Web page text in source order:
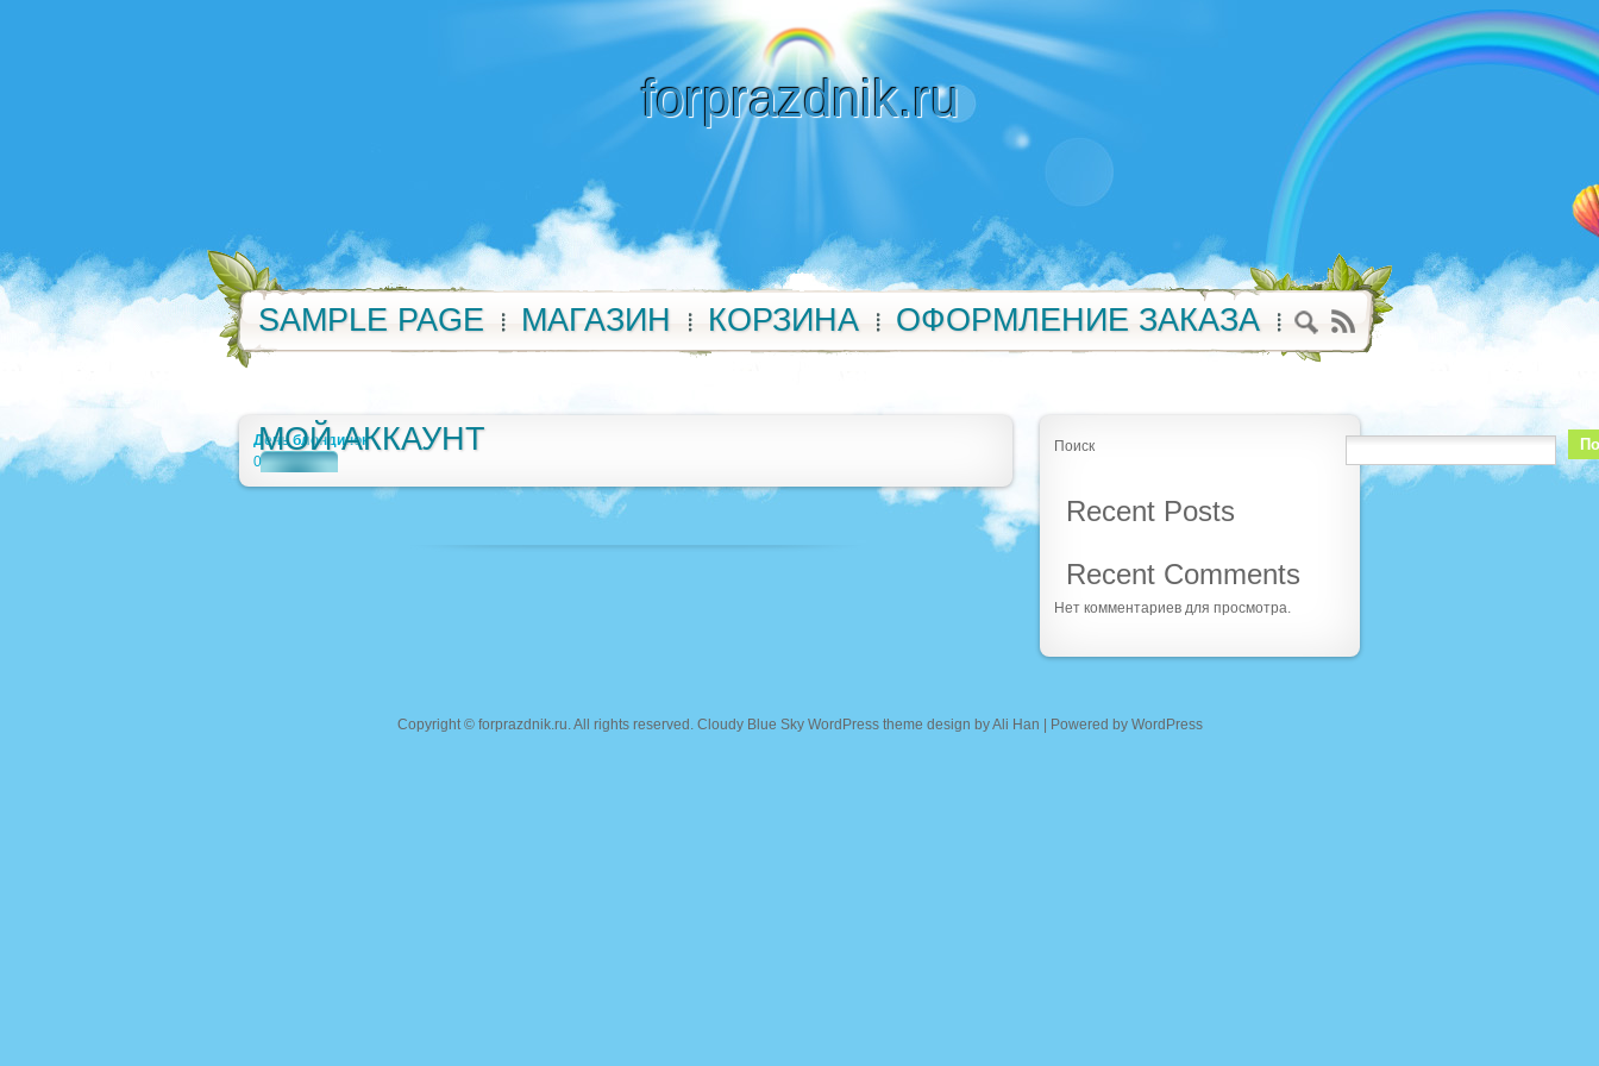
forprazdnik.ru
SAMPLE PAGE МАГАЗИН КОРЗИНА ОФОРМЛЕНИЕ ЗАКАЗА
МОЙ АККАУНТ
День блондинок
0
Поиск
Recent Posts
Recent Comments
Нет комментариев для просмотра.
Copyright © forprazdnik.ru. All rights reserved. Cloudy Blue Sky WordPress theme design byAli Han | Powered by WordPress